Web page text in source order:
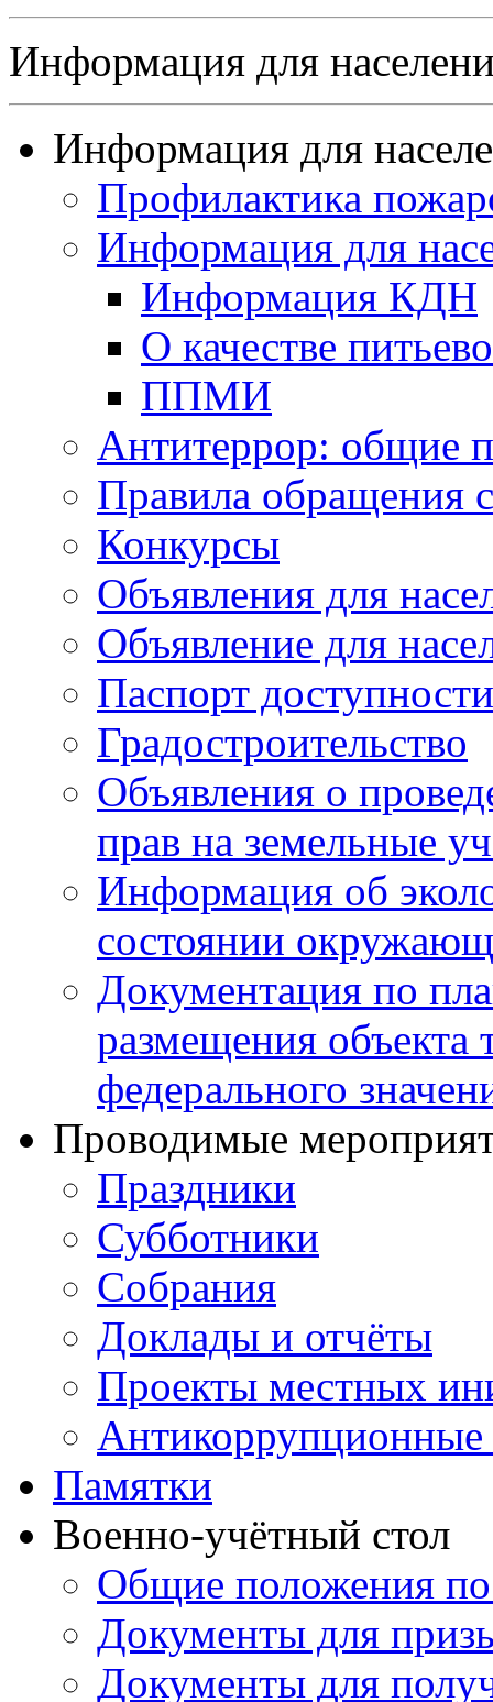
Информация для
Информация для
Профилактика
Информация для
Информация КДН
О качестве
ППМИ
Антитеррор: общие
Правила обращения
Конкурсы
Объявления для
Объявление для
Паспорт доступности
Градостроительство
Объявления о
прав на земельные
Информация об
состоянии
Документация по
размещения объекта
федерального
Проводимые
Праздники
Субботники
Собрания
Доклады и отчёты
Проекты местных
Антикоррупционные
Памятки
Военно-учётный стол
Общие положения
Документы для
Документы для